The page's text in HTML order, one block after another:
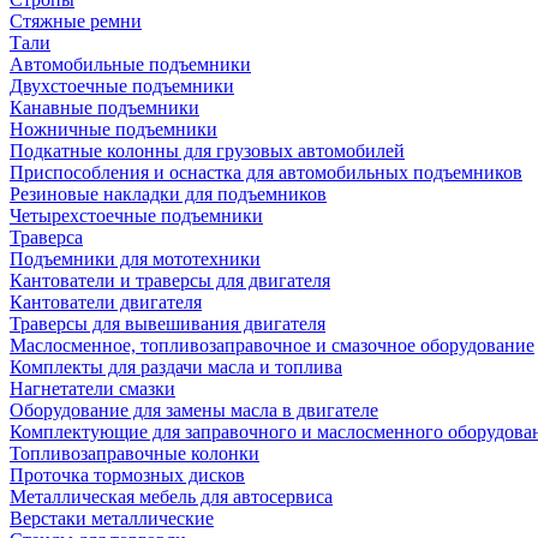
Стяжные ремни
Тали
Автомобильные подъемники
Двухстоечные подъемники
Канавные подъемники
Ножничные подъемники
Подкатные колонны для грузовых автомобилей
Приспособления и оснастка для автомобильных подъемников
Резиновые накладки для подъемников
Четырехстоечные подъемники
Траверса
Подъемники для мототехники
Кантователи и траверсы для двигателя
Кантователи двигателя
Траверсы для вывешивания двигателя
Маслосменное, топливозаправочное и смазочное оборудование
Комплекты для раздачи масла и топлива
Нагнетатели смазки
Оборудование для замены масла в двигателе
Комплектующие для заправочного и маслосменного
Топливозаправочные колонки
Проточка тормозных дисков
Металлическая мебель для автосервиса
Верстаки металлические